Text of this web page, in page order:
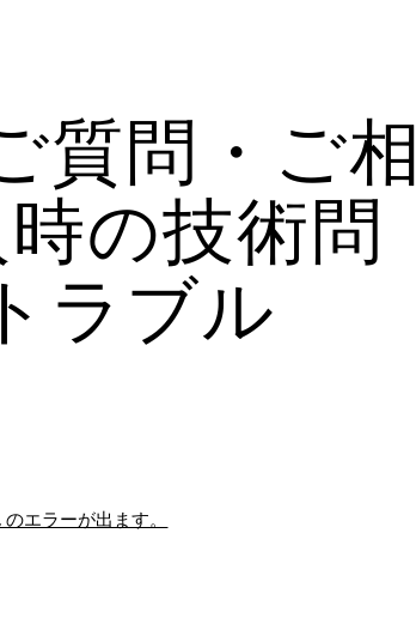
質問・ご相
の技術問
ラブル
エラーが出ます。